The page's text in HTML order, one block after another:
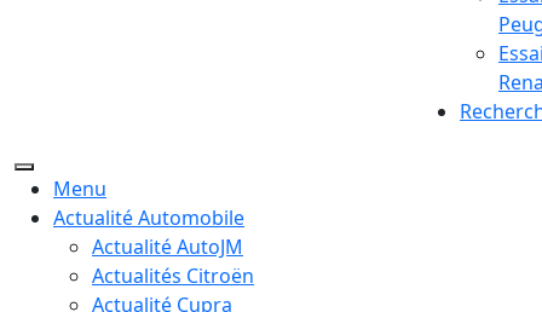
Menu
Actualité Automobile
Actualité AutoJM
Actualités Citroën
Actualité Cupra